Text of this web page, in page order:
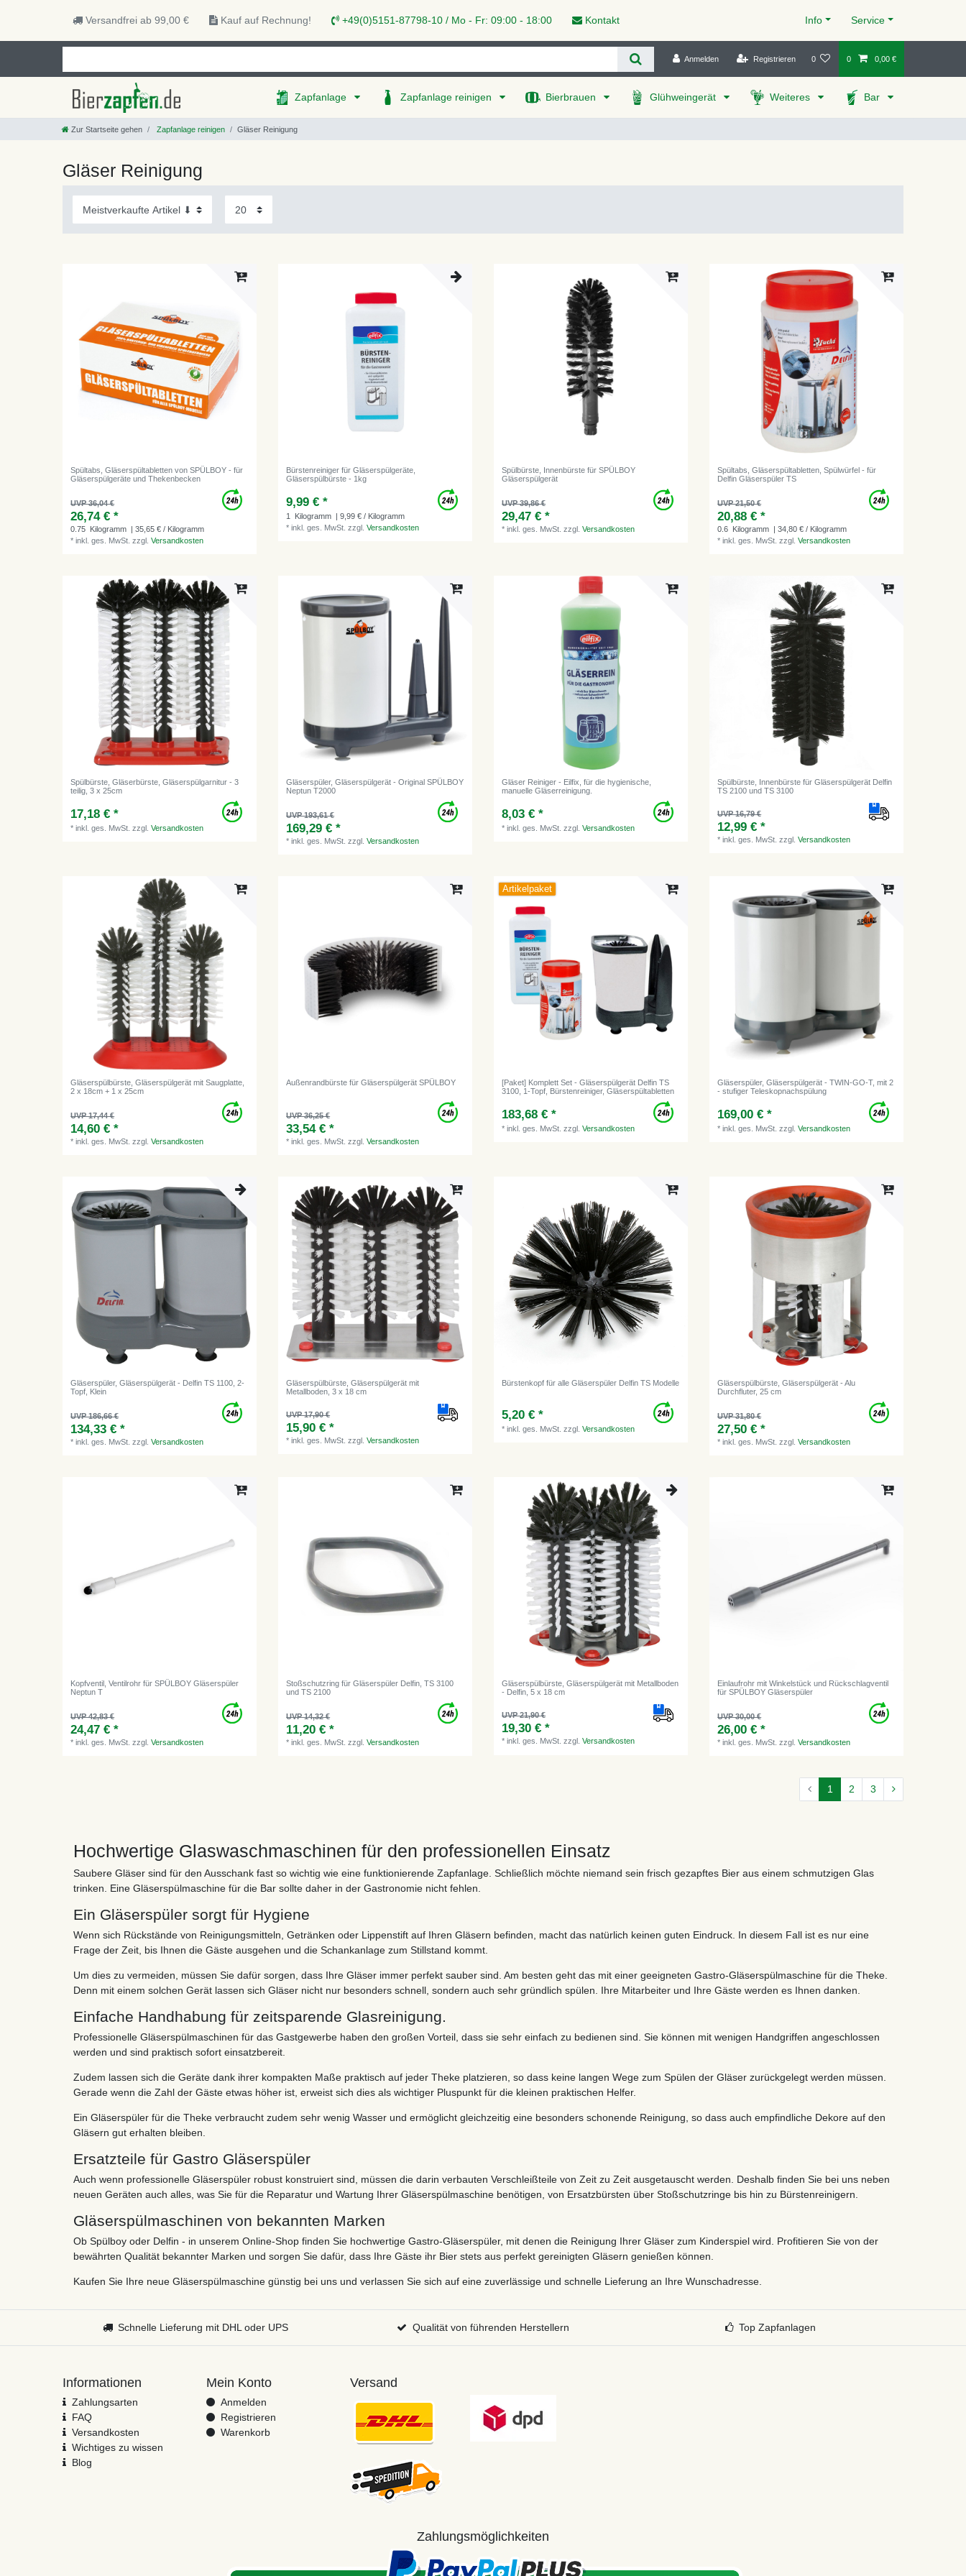
Versandfrei ab 99,00 € Kauf auf Rechnung! +49(0)5151-87798-10 / Mo - Fr: 09:00 - 18:00 Kontakt Info Service
Anmelden Registrieren 0 0 0,00 €
Zapfanlage Zapfanlage reinigen Bierbrauen Glühweingerät Weiteres Bar
Zur Startseite gehen Zapfanlage reinigen Gläser Reinigung
Gläser Reinigung
Spültabs, Gläserspültabletten von SPÜLBOY - für
Gläserspülgeräte und Thekenbecken
UVP 36,04 €
26,74 € *
0.75 Kilogramm | 35,65 € / Kilogramm
*inkl. ges. MwSt. zzgl.Versandkosten
Bürstenreiniger für Gläserspülgeräte,
Gläserspülbürste - 1kg
9,99 € *
1 Kilogramm | 9,99 € / Kilogramm
*inkl. ges. MwSt. zzgl.Versandkosten
Spülbürste, Innenbürste für SPÜLBOY
Gläserspülgerät
UVP 39,86 €
29,47 € *
*inkl. ges. MwSt. zzgl.Versandkosten
Spültabs, Gläserspültabletten, Spülwürfel - für
Delfin Gläserspüler TS
UVP 21,50 €
20,88 € *
0.6 Kilogramm | 34,80 € / Kilogramm
*inkl. ges. MwSt. zzgl.Versandkosten
Spülbürste, Gläserbürste, Gläserspülgarnitur - 3
teilig, 3 x 25cm
17,18 € *
*inkl. ges. MwSt. zzgl.Versandkosten
Gläserspüler, Gläserspülgerät - Original SPÜLBOY
Neptun T2000
UVP 193,61 €
169,29 € *
*inkl. ges. MwSt. zzgl.Versandkosten
Gläser Reiniger - Eilfix, für die hygienische,
manuelle Gläserreinigung.
8,03 € *
*inkl. ges. MwSt. zzgl.Versandkosten
Spülbürste, Innenbürste für Gläserspülgerät Delfin
TS 2100 und TS 3100
UVP 16,79 €
12,99 € *
*inkl. ges. MwSt. zzgl.Versandkosten
Gläserspülbürste, Gläserspülgerät mit Saugplatte,
2 x 18cm + 1 x 25cm
UVP 17,44 €
14,60 € *
*inkl. ges. MwSt. zzgl.Versandkosten
Außenrandbürste für Gläserspülgerät SPÜLBOY
UVP 36,25 €
33,54 € *
*inkl. ges. MwSt. zzgl.Versandkosten
Artikelpaket
[Paket] Komplett Set - Gläserspülgerät Delfin TS
3100, 1-Topf, Bürstenreiniger, Gläserspültabletten
183,68 € *
*inkl. ges. MwSt. zzgl.Versandkosten
Gläserspüler, Gläserspülgerät - TWIN-GO-T, mit 2
- stufiger Teleskopnachspülung
169,00 € *
*inkl. ges. MwSt. zzgl.Versandkosten
Gläserspüler, Gläserspülgerät - Delfin TS 1100, 2-
Topf, Klein
UVP 186,66 €
134,33 € *
*inkl. ges. MwSt. zzgl.Versandkosten
Gläserspülbürste, Gläserspülgerät mit
Metallboden, 3 x 18 cm
UVP 17,90 €
15,90 € *
*inkl. ges. MwSt. zzgl.Versandkosten
Bürstenkopf für alle Gläserspüler Delfin TS Modelle
5,20 € *
*inkl. ges. MwSt. zzgl.Versandkosten
Gläserspülbürste, Gläserspülgerät - Alu
Durchfluter, 25 cm
UVP 31,80 €
27,50 € *
*inkl. ges. MwSt. zzgl.Versandkosten
Kopfventil, Ventilrohr für SPÜLBOY Gläserspüler
Neptun T
UVP 42,83 €
24,47 € *
*inkl. ges. MwSt. zzgl.Versandkosten
Stoßschutzring für Gläserspüler Delfin, TS 3100
und TS 2100
UVP 14,32 €
11,20 € *
*inkl. ges. MwSt. zzgl.Versandkosten
Gläserspülbürste, Gläserspülgerät mit Metallboden
- Delfin, 5 x 18 cm
UVP 21,90 €
19,30 € *
*inkl. ges. MwSt. zzgl.Versandkosten
Einlaufrohr mit Winkelstück und Rückschlagventil
für SPÜLBOY Gläserspüler
UVP 30,00 €
26,00 € *
*inkl. ges. MwSt. zzgl.Versandkosten
1 2 3
Hochwertige Glaswaschmaschinen für den professionellen Einsatz
Saubere Gläser sind für den Ausschank fast so wichtig wie eine funktionierende Zapfanlage. Schließlich möchte niemand sein frisch gezapftes Bier aus einem schmutzigen Glas
trinken. Eine Gläserspülmaschine für die Bar sollte daher in der Gastronomie nicht fehlen.
Ein Gläserspüler sorgt für Hygiene
Wenn sich Rückstände von Reinigungsmitteln, Getränken oder Lippenstift auf Ihren Gläsern befinden, macht das natürlich keinen guten Eindruck. In diesem Fall ist es nur eine
Frage der Zeit, bis Ihnen die Gäste ausgehen und die Schankanlage zum Stillstand kommt.
Um dies zu vermeiden, müssen Sie dafür sorgen, dass Ihre Gläser immer perfekt sauber sind. Am besten geht das mit einer geeigneten Gastro-Gläserspülmaschine für die Theke.
Denn mit einem solchen Gerät lassen sich Gläser nicht nur besonders schnell, sondern auch sehr gründlich spülen. Ihre Mitarbeiter und Ihre Gäste werden es Ihnen danken.
Einfache Handhabung für zeitsparende Glasreinigung.
Professionelle Gläserspülmaschinen für das Gastgewerbe haben den großen Vorteil, dass sie sehr einfach zu bedienen sind. Sie können mit wenigen Handgriffen angeschlossen
werden und sind praktisch sofort einsatzbereit.
Zudem lassen sich die Geräte dank ihrer kompakten Maße praktisch auf jeder Theke platzieren, so dass keine langen Wege zum Spülen der Gläser zurückgelegt werden müssen.
Gerade wenn die Zahl der Gäste etwas höher ist, erweist sich dies als wichtiger Pluspunkt für die kleinen praktischen Helfer.
Ein Gläserspüler für die Theke verbraucht zudem sehr wenig Wasser und ermöglicht gleichzeitig eine besonders schonende Reinigung, so dass auch empfindliche Dekore auf den
Gläsern gut erhalten bleiben.
Ersatzteile für Gastro Gläserspüler
Auch wenn professionelle Gläserspüler robust konstruiert sind, müssen die darin verbauten Verschleißteile von Zeit zu Zeit ausgetauscht werden. Deshalb finden Sie bei uns neben
neuen Geräten auch alles, was Sie für die Reparatur und Wartung Ihrer Gläserspülmaschine benötigen, von Ersatzbürsten über Stoßschutzringe bis hin zu Bürstenreinigern.
Gläserspülmaschinen von bekannten Marken
Ob Spülboy oder Delfin - in unserem Online-Shop finden Sie hochwertige Gastro-Gläserspüler, mit denen die Reinigung Ihrer Gläser zum Kinderspiel wird. Profitieren Sie von der
bewährten Qualität bekannter Marken und sorgen Sie dafür, dass Ihre Gäste ihr Bier stets aus perfekt gereinigten Gläsern genießen können.
Kaufen Sie Ihre neue Gläserspülmaschine günstig bei uns und verlassen Sie sich auf eine zuverlässige und schnelle Lieferung an Ihre Wunschadresse.
Schnelle Lieferung mit DHL oder UPS Qualität von führenden Herstellern Top Zapfanlagen
Informationen
Zahlungsarten
FAQ
Versandkosten
Wichtiges zu wissen
Blog
Mein Konto
Anmelden
Registrieren
Warenkorb
Versand
Zahlungsmöglichkeiten